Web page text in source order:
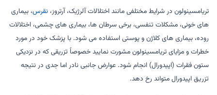
تریامسینولون در شرایط مختلفی مانند اختلالات آلرژیک، آرتروز،نقرس، بیماری
های خونی، مشکلات تنفسی، برخی سرطان ها، بیماری های چشمی، اختلالات
روده، بیماری های کلاژن و پوستی استفاده می شود. با پزشک خود در مورد
خطرات و مزایای تریامسینولون مشورت نمایید خصوصاً تزریقی که در نزدیکی
ستون فقرات (اپیدورال) انجام شود. عوارض جانبی نادر اما جدی در نتیجه
تزریق اپیدورال متواند رخ دهد.